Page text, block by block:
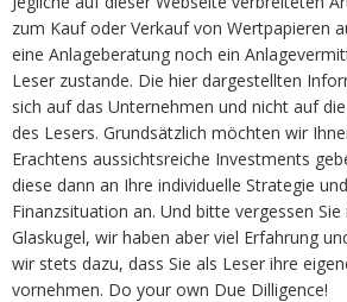
zum Kauf oder Verkauf von Wertpapieren
eine Anlageberatung noch ein
Leser zustande. Die hier dargestellten
sich auf das Unternehmen und nicht auf
des Lesers. Grundsätzlich möchten wir
Erachtens aussichtsreiche Investments
diese dann an Ihre individuelle Strategie
Finanzsituation an. Und bitte vergessen
Glaskugel, wir haben aber viel Erfahrung
wir stets dazu, dass Sie als Leser ihre
vornehmen. Do your own Due Dilligence!